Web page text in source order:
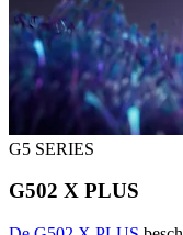
G5 SERIES
G502 X PLUS